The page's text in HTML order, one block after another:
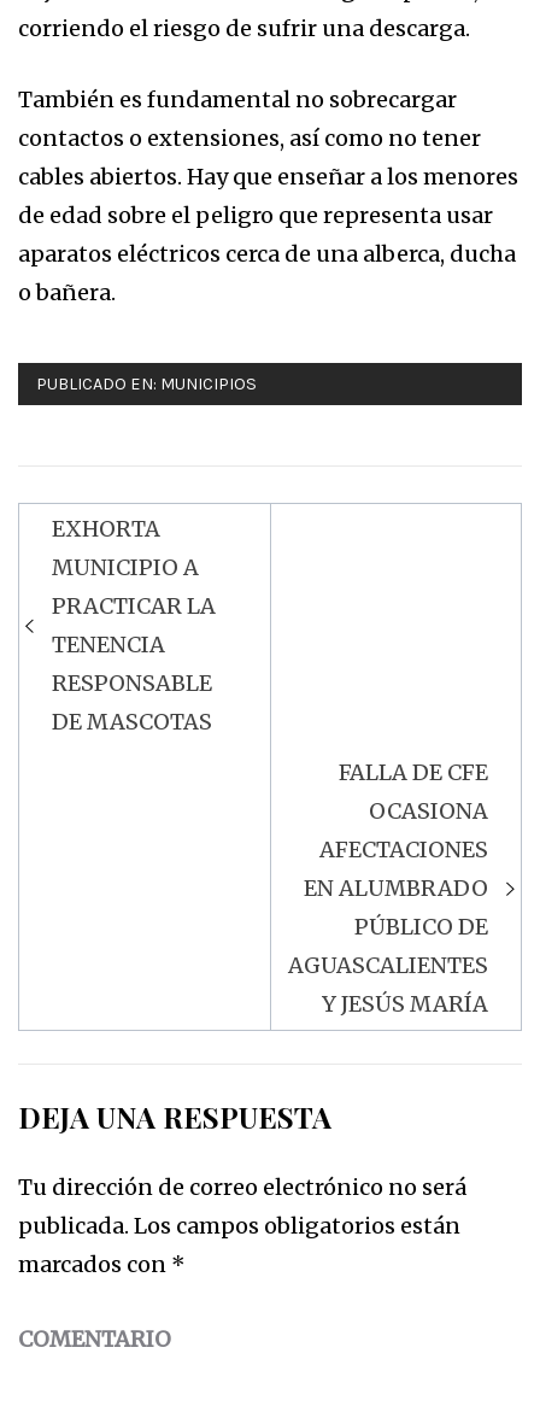
corriendo el riesgo de sufrir una descarga.
También es fundamental no sobrecargar
contactos o extensiones, así como no tener
cables abiertos. Hay que enseñar a los menores
de edad sobre el peligro que representa usar
aparatos eléctricos cerca de una alberca, ducha
o bañera.
PUBLICADO EN: MUNICIPIOS
Navegación
de
entradas
EXHORTA
MUNICIPIO A
PRACTICAR LA
TENENCIA
RESPONSABLE
DE MASCOTAS
FALLA DE CFE
OCASIONA
AFECTACIONES
EN ALUMBRADO
PÚBLICO DE
AGUASCALIENTES
Y JESÚS MARÍA
DEJA UNA RESPUESTA
Tu dirección de correo electrónico no será
publicada. Los campos obligatorios están
marcados con *
COMENTARIO